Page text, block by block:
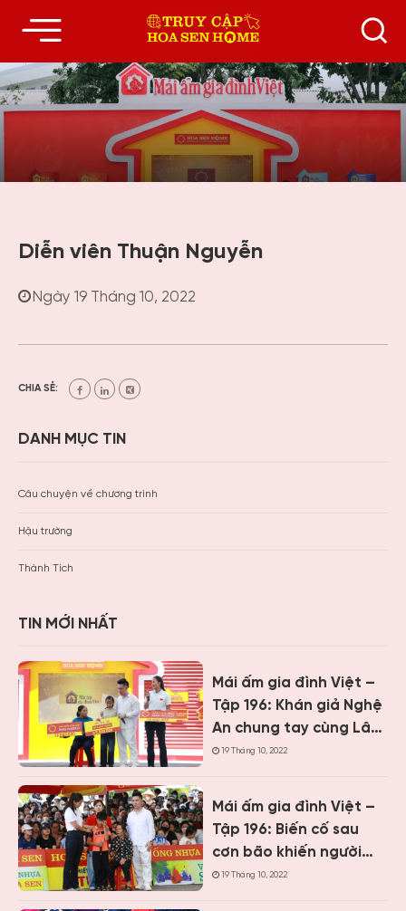
Diễn viên Thuận Nguyễn
Ngày 19 Tháng 10, 2022
CHIA SẺ:
DANH MỤC TIN
Câu chuyện về chương trình
Hậu trường
Thành Tích
TIN MỚI NHẤT
Mái ấm gia đình Việt –
Tập 196: Khán giả Nghệ
An chung tay cùng Lâm
Vỹ Dạ, Minh Vương M4U,
1,2 tỷ đồng cho hoàn
cảnh khó khăn
19 Tháng 10, 2022
Mái ấm gia đình Việt –
Tập 196: Biến cố sau
cơn bão khiến người
cha liệt nửa người, cậu
19 Tháng 10, 2022